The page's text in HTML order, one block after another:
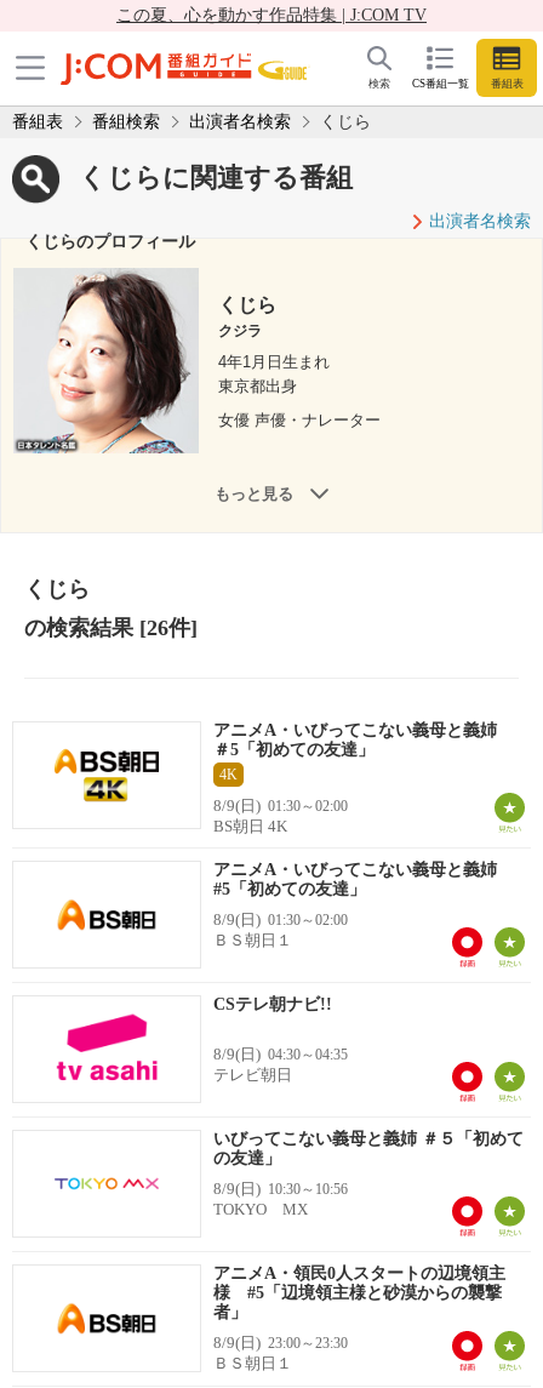
この夏、心を動かす作品特集 | J:COM TV
CS番組一覧 番組表
検索
番組表 番組検索 出演者名検索 くじら
くじらに関連する番組
出演者名検索
くじらのプロフィール
くじら
クジラ
4年1月日生まれ
東京都出身
女優 声優・ナレーター
もっと見る
くじら
の検索結果[26件]
アニメA・いびってこない義母と義姉
＃5「初めての友達」
4K
8/9(日) 01:30～02:00
BS朝日 4K
アニメA・いびってこない義母と義姉
#5「初めての友達」
8/9(日) 01:30～02:00
ＢＳ朝日１
CSテレ朝ナビ!!
8/9(日) 04:30～04:35
テレビ朝日
いびってこない義母と義姉 ＃５「初めて
の友達」
8/9(日) 10:30～10:56
TOKYO MX
アニメA・領民0人スタートの辺境領主
様 #5「辺境領主様と砂漠からの襲撃
者」
8/9(日) 23:00～23:30
ＢＳ朝日１